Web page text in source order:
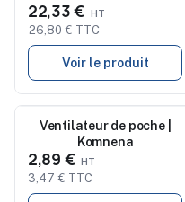
22,33 €
26,80 € TTC
Voir le produit
Nouveau
Ventilateur de poche |
Komnena
2,89 €
3,47 € TTC